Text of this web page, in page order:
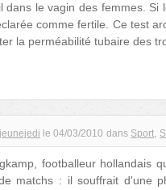
dans le vagin des femmes.
comme fertile. Ce test
la perméabilité tubaire des
jeunejedi le 04/03/2010 dans Sport
footballeur hollandais
matchs : il souffrait d'une